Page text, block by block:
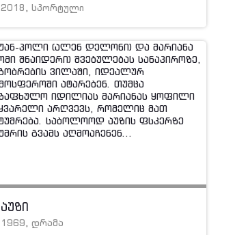
2018, სპორტული
აუზი
1969, დრამა